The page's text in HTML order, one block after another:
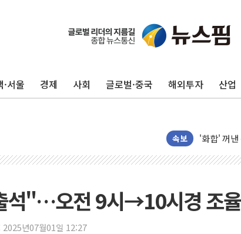
·서울 경제 사회 글로벌·중국 해외투자 산업
속보
李대통령 "
여수 오
인천 선재
인천서 말
李대통령,
동해중부
中 전방위
인제 용대
동해시,
석"…오전 9시→10시경 조
2025년07월01일 12:27